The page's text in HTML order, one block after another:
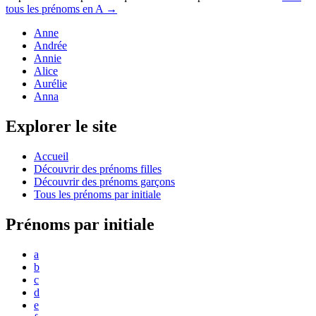
tous les prénoms en A →
Anne
Andrée
Annie
Alice
Aurélie
Anna
Explorer le site
Accueil
Découvrir des prénoms filles
Découvrir des prénoms garçons
Tous les prénoms par initiale
Prénoms par initiale
a
b
c
d
e